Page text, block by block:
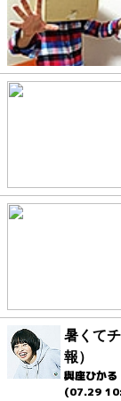
暑くて
報）
與座ひかる
(07.29